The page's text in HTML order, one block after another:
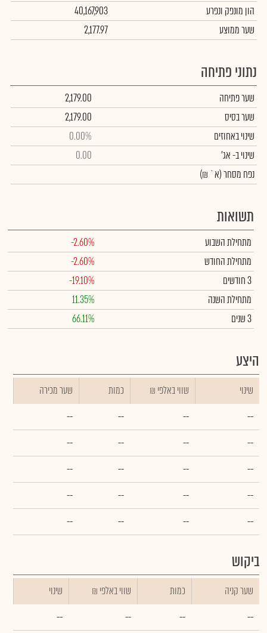
הון מונפק ונפרע
40,167,903
שער ממוצע
2,177.97
נתוני פתיחה
שער פתיחה
2,179.00
שער בסיס
2,179.00
שינוי באחוזים
0.00%
שינויב- אג'
0.00
נפח מסחר(א` ₪)
תשואות
מתחילת השבוע
-2.60%
מתחילת החודש
-2.60%
3 חודשים
-19.10%
מתחילת השנה
11.35%
3 שנים
66.11%
היצע
שינוי ₪ שווי באלפי כמות
שער מכירה
--
--
--
--
--
--
--
--
--
--
--
--
--
--
--
--
--
--
--
--
ביקוש
שער קניה כמות ₪ שווי באלפי
שינוי
--
--
--
--